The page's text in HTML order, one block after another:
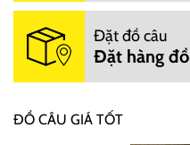
Đặt đồ câu
Đặt hàng
ĐỒ CÂU GIÁ TỐT